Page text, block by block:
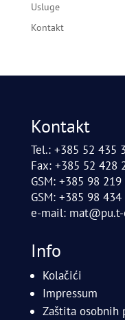
Usluge
Kontakt
Kontakt
Tel.: +385 52 435
Fax: +385 52 428
GSM: +385 98 219
GSM: +385 98
e-mail:
Info
Kolačići
Impressum
Zaštita osobnih